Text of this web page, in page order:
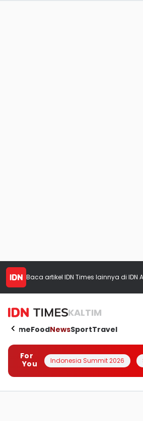
Baca artikel IDN Times lainnya di IDN
KALTIM
HomeFoodNewsSportTravel
For
You
Indonesia Summit 2026